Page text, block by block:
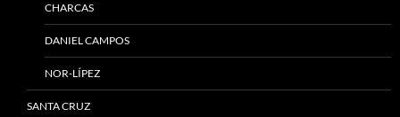
CHARCAS
DANIEL CAMPOS
NOR-LÍPEZ
SANTA CRUZ